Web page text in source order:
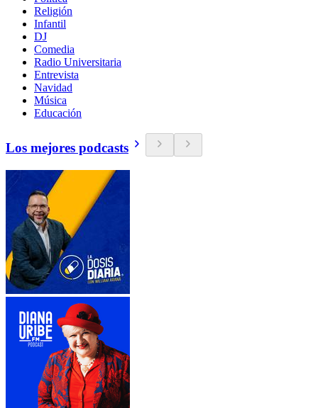
Religión
Infantil
DJ
Comedia
Radio Universitaria
Entrevista
Navidad
Música
Educación
Los mejores podcasts